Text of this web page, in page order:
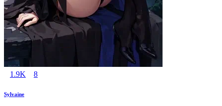
1.9K 8
Sylvaine